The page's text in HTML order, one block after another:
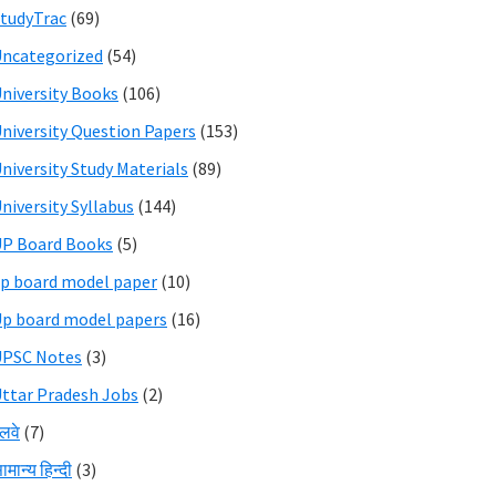
(69)
(54)
Books (106)
Question Papers (153)
Study Materials (89)
Syllabus (144)
Board Books (5)
board model paper (10)
board model papers (16)
Notes (3)
Pradesh Jobs (2)
(7)
हिन्दी (3)